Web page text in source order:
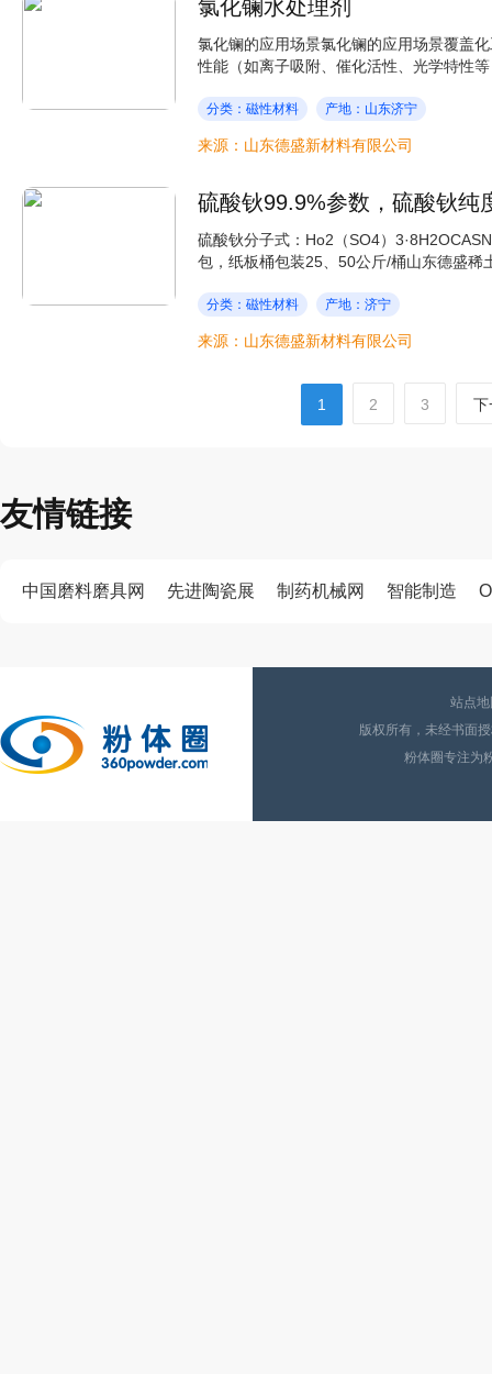
氯化镧水处理剂
氯化镧的应用场景氯化镧的应用场景覆盖
性能（如离子吸附、催化活性、光学特性
分类：磁性材料 产地：山东济宁
来源：山东德盛新材料有限公司
硫酸钬99.9%参数，硫酸钬纯
硫酸钬分子式：Ho2（SO4）
包，纸板桶包装25、50公斤/桶山东德盛稀
分类：磁性材料 产地：济宁
来源：山东德盛新材料有限公司
1 2 3 下
友情链接
中国磨料磨具网 先进陶瓷展 制药机械网 智能制造
站点
版权所有，未经书面
粉体圈专注为